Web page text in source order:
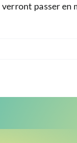
passer en